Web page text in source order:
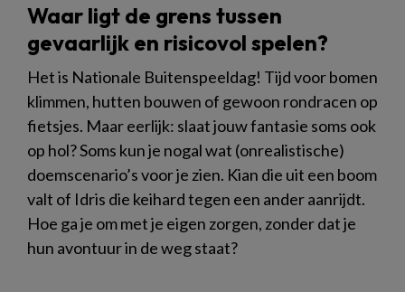
Waar ligt de grens tussen
gevaarlijk en risicovol spelen?
Het is Nationale Buitenspeeldag! Tijd voor bomen
klimmen, hutten bouwen of gewoon rondracen op
fietsjes. Maar eerlijk: slaat jouw fantasie soms ook
op hol? Soms kun je nogal wat (onrealistische)
doemscenario’s voor je zien. Kian die uit een boom
valt of Idris die keihard tegen een ander aanrijdt.
Hoe ga je om met je eigen zorgen, zonder dat je
hun avontuur in de weg staat?